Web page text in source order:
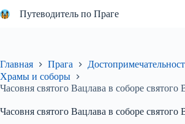
к
Путеводитель по Праге
Главная Прага
Храмы и соборы
Часовня святого Вацлава в соборе святого
Часовня святого Вацлава в соборе святого